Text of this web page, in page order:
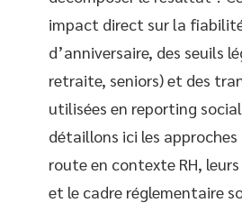
impact direct sur la
d’anniversaire, des seuils
retraite, seniors) et des
utilisées en reporting
détaillons ici les
route en contexte RH,
et le cadre réglementaire